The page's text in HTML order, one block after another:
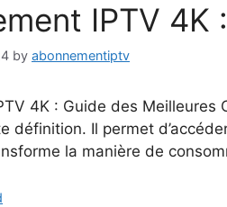
IPTV 4K
by abonnementiptv
4K : Guide des Meilleures
définition. Il permet
la manière de